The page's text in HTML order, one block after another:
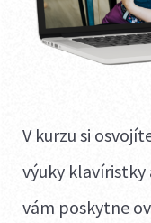
V kurzu si
výuky klavíristky
vám poskytne